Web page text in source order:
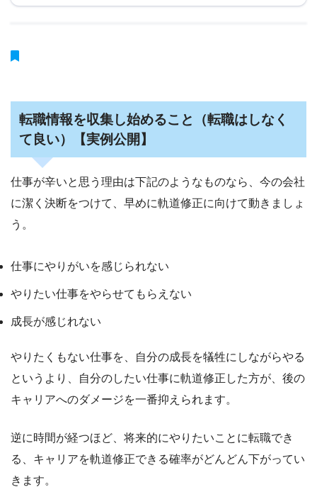
転職情報を収集し始めること（転職はしなく
て良い）【実例公開】
仕事が辛いと思う理由は下記のようなものなら、今の会社
に潔く決断をつけて、早めに軌道修正に向けて動きましょ
う。
仕事にやりがいを感じられない
やりたい仕事をやらせてもらえない
成長が感じれない
やりたくもない仕事を、自分の成長を犠牲にしながらやる
というより、自分のしたい仕事に軌道修正した方が、後の
キャリアへのダメージを一番抑えられます。
逆に時間が経つほど、将来的にやりたいことに転職でき
る、キャリアを軌道修正できる確率がどんどん下がってい
きます。